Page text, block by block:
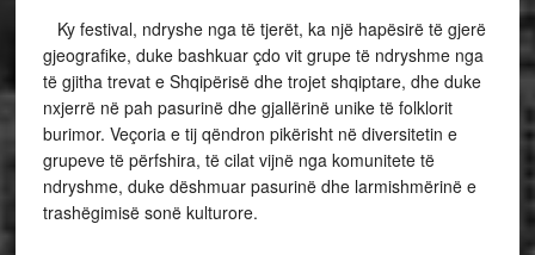
Ky festival, ndryshe nga të tjerët, ka një hapësirë të gjerë
gjeografike, duke bashkuar çdo vit grupe të ndryshme nga
të gjitha trevat e Shqipërisë dhe trojet shqiptare, dhe duke
nxjerrë në pah pasurinë dhe gjallërinë unike të folklorit
burimor. Veçoria e tij qëndron pikërisht në diversitetin e
grupeve të përfshira, të cilat vijnë nga komunitete të
ndryshme, duke dëshmuar pasurinë dhe larmishmërinë e
trashëgimisë sonë kulturore.